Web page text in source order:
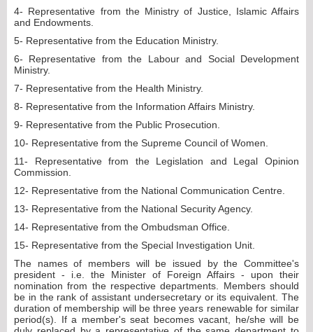
4- Representative from the Ministry of Justice, Islamic Affairs
and Endowments.
5- Representative from the Education Ministry.
6- Representative from the Labour and Social Development
Ministry.
7- Representative from the Health Ministry.
8- Representative from the Information Affairs Ministry.
9- Representative from the Public Prosecution.
10- Representative from the Supreme Council of Women.
11- Representative from the Legislation and Legal Opinion
Commission.
12- Representative from the National Communication Centre.
13- Representative from the National Security Agency.
14- Representative from the Ombudsman Office.
15- Representative from the Special Investigation Unit.
The names of members will be issued by the Committee's
president - i.e. the Minister of Foreign Affairs - upon their
nomination from the respective departments. Members should
be in the rank of assistant undersecretary or its equivalent. The
duration of membership will be three years renewable for similar
period(s). If a member's seat becomes vacant, he/she will be